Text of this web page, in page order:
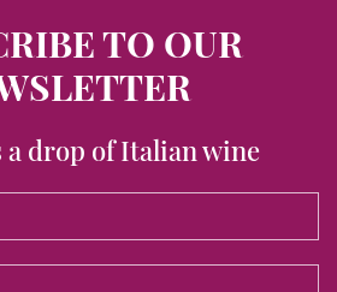
TO OUR
a drop of Italian wine